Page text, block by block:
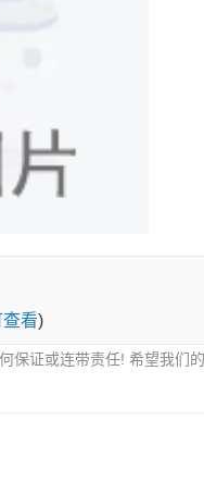
看)
保证或连带责任! 希望我们